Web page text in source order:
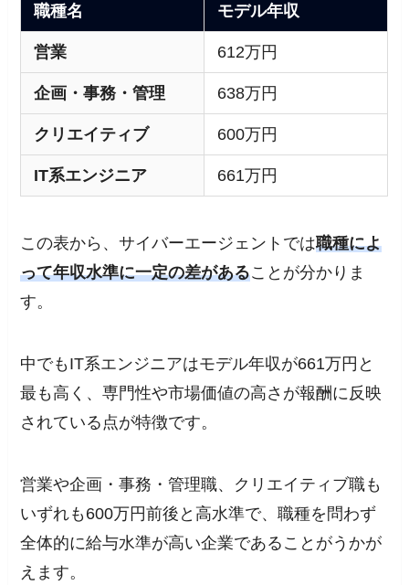
職種名 モデル年収
営業 612万円
企画・事務・管理 638万円
クリエイティブ 600万円
IT系エンジニア 661万円
この表から、サイバーエージェントでは職種によ
って年収水準に一定の差があることが分かりま
す。
中でもIT系エンジニアはモデル年収が661万円と
最も高く、専門性や市場価値の高さが報酬に反映
されている点が特徴です。
営業や企画・事務・管理職、クリエイティブ職も
いずれも600万円前後と高水準で、職種を問わず
全体的に給与水準が高い企業であることがうかが
えます。